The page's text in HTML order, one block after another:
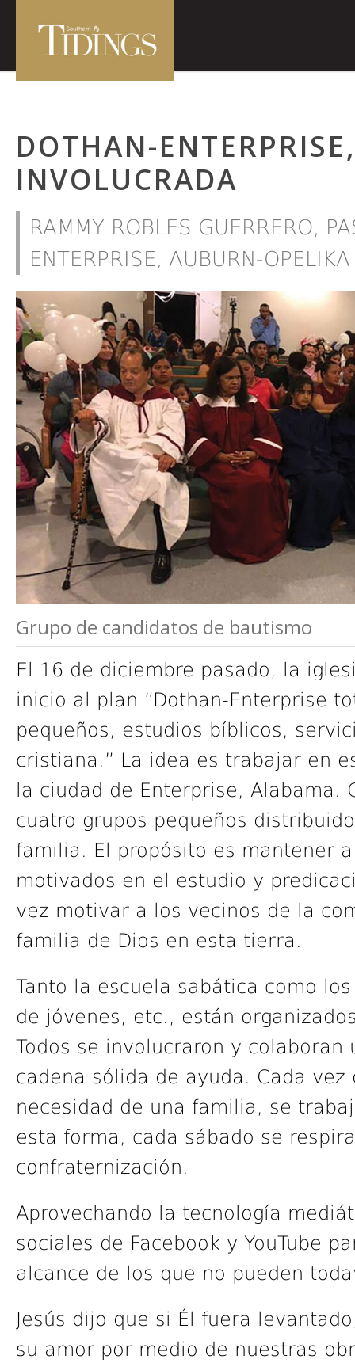
DOTHAN-
INVOLUCRADA
RAMMY ROBLES GUERRERO,
ENTERPRISE, AUBURN-
Grupo de candidatos de bautismo
El 16 de diciembre pasado, la
inicio al plan “Dothan-Enterprise
pequeños, estudios bíblicos,
cristiana.” La idea es trabajar en
la ciudad de Enterprise,
cuatro grupos pequeños
familia. El propósito es mantener
motivados en el estudio y
vez motivar a los vecinos de la
familia de Dios en esta tierra.
Tanto la escuela sabática como
de jóvenes, etc., están
Todos se involucraron y colaboran
cadena sólida de ayuda. Cada
necesidad de una familia, se
esta forma, cada sábado se
confraternización.
Aprovechando la tecnología
sociales de Facebook y YouTube
alcance de los que no pueden
Jesús dijo que si Él fuera
su amor por medio de nuestras